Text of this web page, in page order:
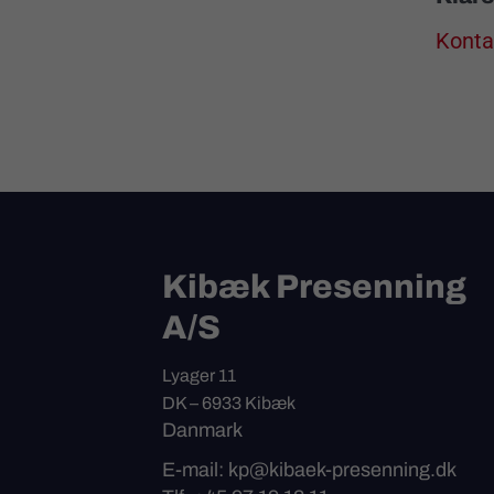
Kibæk Presenning
A/S
Lyager 11
DK – 6933 Kibæk
Danmark
E-mail: kp@kibaek-presenning.dk